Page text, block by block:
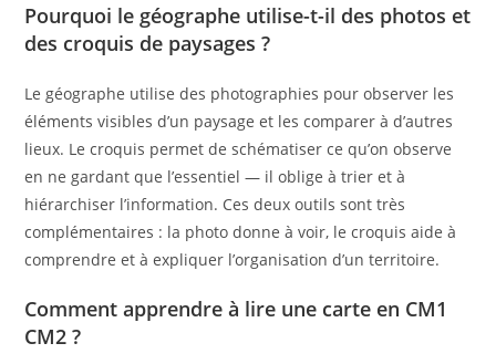
Pourquoi le géographe utilise-t-il des photos et
des croquis de paysages ?
Le géographe utilise des photographies pour observer les
éléments visibles d’un paysage et les comparer à d’autres
lieux. Le croquis permet de schématiser ce qu’on observe
en ne gardant que l’essentiel — il oblige à trier et à
hiérarchiser l’information. Ces deux outils sont très
complémentaires : la photo donne à voir, le croquis aide à
comprendre et à expliquer l’organisation d’un territoire.
Comment apprendre à lire une carte en CM1
CM2 ?